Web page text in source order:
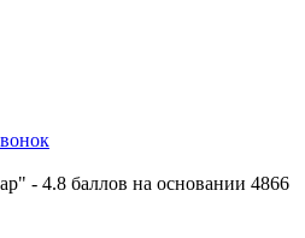
- 4.8 баллов на основании 4866